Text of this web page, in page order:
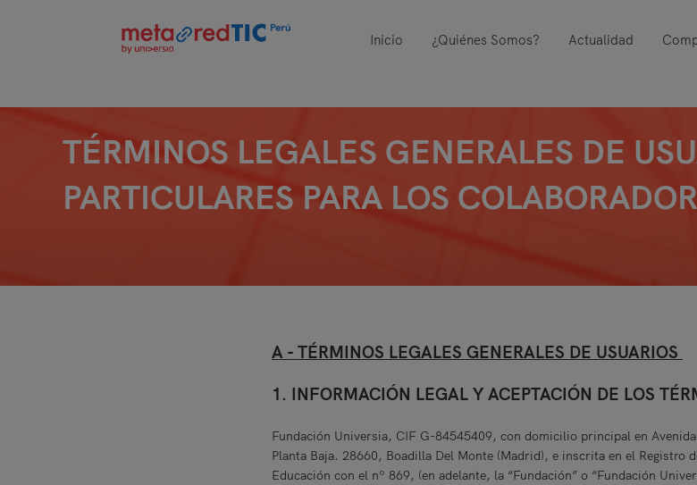
Inicio ¿Quiénes Somos? Actualidad
TÉRMINOS LEGALES GENERALES DE
PARTICULARES PARA LOS
A - TÉRMINOS LEGALES GENERALES DE USUARIOS
1. INFORMACIÓN LEGAL Y ACEPTACIÓN DE LOS
Fundación Universia, CIF G-84545409, con domicilio principal en
Planta Baja. 28660, Boadilla Del Monte (Madrid), e inscrita en el Registro
Educación con el nº 869, (en adelante, la “Fundación” o “Fundación